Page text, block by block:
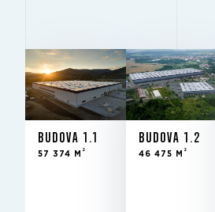
BUDOVA 1.1
57 374 M
2
BUDOVA 1.1
57 374 M
2
BUDOVA 1.2
46 475 M
2
BUDOVA 1.2
46 475 M
2